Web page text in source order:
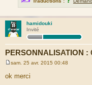
hamidouki
Invité
PERSONNALISATION
s
sam. 25 avr. 2015 00:48
ok merci